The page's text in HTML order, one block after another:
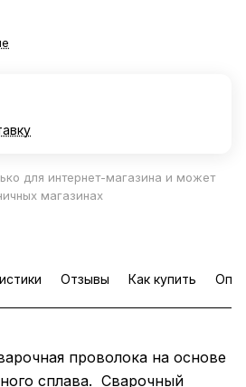
для интернет-магазина и может
магазинах
Отзывы Как купить
проволока на основе
сплава. Сварочный